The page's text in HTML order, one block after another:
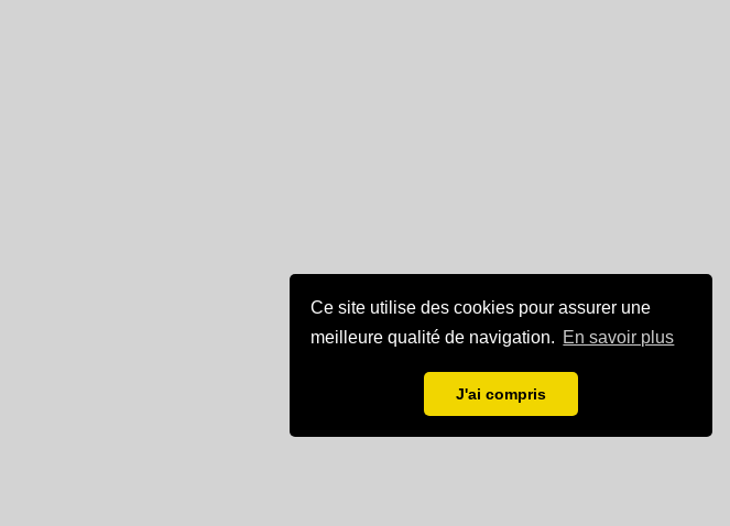
Ce site utilise des cookies pour assurer une
meilleure qualité de navigation. En savoir plus
J'ai compris